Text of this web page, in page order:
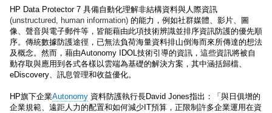
HP Data Protector 7 具備自動化理解非結構資料與人際資訊
(unstructured, human information) 的能力，例如社群媒體、影片、圖
像、聲音與電子郵件等，皆能藉由此項技術辨識並排序資訊防護的優先順
序。傳統數據防護途徑，已無法負荷海量資料排山倒海而來所傳達的想法
及概念。然而，藉由Autonomy IDOL技術引導的資訊，這些資訊將被自
動存取與應用到各式各樣以雲端為基礎的解決方案，其中涵括歸檔、
eDiscovery、訊息管理和收益優化。
HP旗下企業Autonomy 資料防護執行長David Jones指出：
「與日俱增的
企業規範、遠距人力的配置和如何減少IT預算，正限制許多企業運用在資